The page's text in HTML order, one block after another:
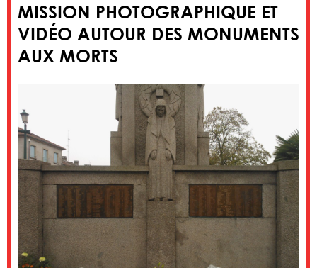
MISSION PHOTOGRAPHIQUE ET
VIDÉO AUTOUR DES MONUMENTS
AUX MORTS